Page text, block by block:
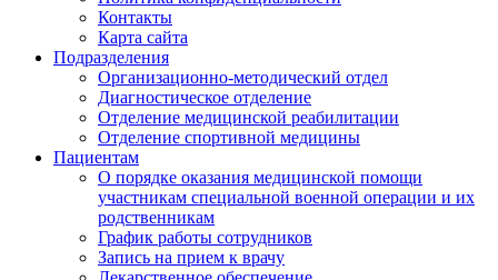
Контакты
Карта сайта
Подразделения
Организационно-методический отдел
Диагностическое отделение
Отделение медицинской реабилитации
Отделение спортивной медицины
Пациентам
О порядке оказания медицинской помощи
участникам специальной военной операции и их
родственникам
График работы сотрудников
Запись на прием к врачу